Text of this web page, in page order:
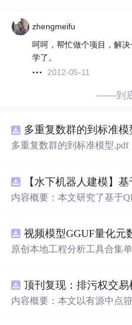
zhengmeifu
呵呵，帮忙做个项目，解
学了。
2012-05-11
——到
多重复数群的到标准模
多重复数群的到标准模型.pdf
内容概要：本文研究了基于
探讨了将强化学习算法
方法，以提升AUV在复杂、
arning算法在线动态优化PID
数，从而实现对系统误差、
的综合优化。通过Matlab仿
原创本地工程分析工具合集
行效果图、README、运行
及原创授权声明。Node.js
内容概要：本文以有源中点